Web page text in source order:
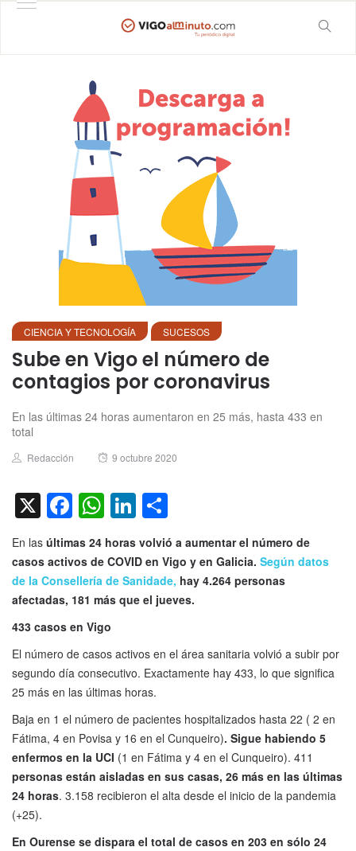
CIENCIA Y TECNOLOGÍA SUCESOS
Sube en Vigo el número de
contagios por coronavirus
En las últimas 24 horas aumentaron en 25 más, hasta 433 en
total
Author
Redacción
Posted
9 octubre 2020
X Facebook
WhatsApp
LinkedIn
En las últimas 24 horas volvió a aumentar el número de
casos activos de COVID en Vigo y en Galicia. Según datos
de la Consellería de Sanidade, hay 4.264 personas
afectadas, 181 más que el jueves.
433 casos en Vigo
El número de casos activos en el área sanitaria volvió a subir por
segundo día consecutivo. Exactamente hay 433, lo que significa
25 más en las últimas horas.
Baja en 1 el número de pacientes hospitalizados hasta 22 ( 2 en
Fátima, 4 en Povisa y 16 en el Cunqueiro). Sigue habiendo 5
enfermos en la UCI (1 en Fátima y 4 en el Cunqueiro). 411
personas están aisladas en sus casas, 26 más en las últimas
24 horas. 3.158 recibieron el alta desde el inicio de la pandemia
(+25).
En Ourense se dispara el total de casos en 203 en sólo 24